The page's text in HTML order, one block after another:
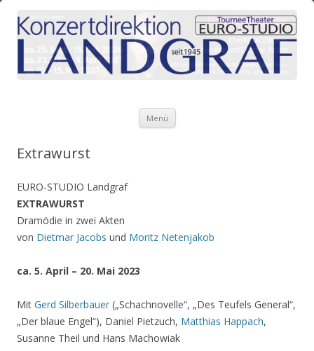
Menü
Extrawurst
EURO-STUDIO Landgraf
EXTRAWURST
Dramödie in zwei Akten
von Dietmar Jacobs und Moritz Netenjakob
ca. 5. April – 20. Mai 2023
Mit Gerd Silberbauer („Schachnovelle“, „Des Teufels General“,
„Der blaue Engel“), Daniel Pietzuch, Matthias Happach,
Susanne Theil und Hans Machowiak